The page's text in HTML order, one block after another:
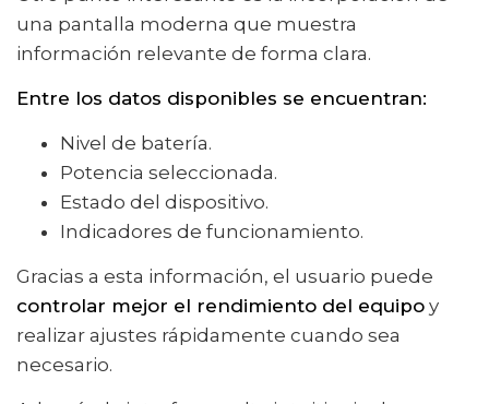
una pantalla moderna que muestra
información relevante de forma clara.
Entre los datos disponibles se encuentran:
Nivel de batería.
Potencia seleccionada.
Estado del dispositivo.
Indicadores de funcionamiento.
Gracias a esta información, el usuario puede
controlar mejor el rendimiento del equipo y
realizar ajustes rápidamente cuando sea
necesario.